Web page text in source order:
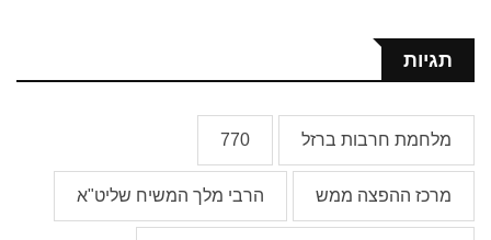
תגיות
מלחמת חרבות ברזל 770
מרכז ההפצה ממש הרבי מלך המשיח שליט"א